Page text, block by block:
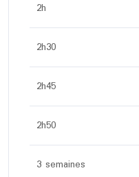
2h
2h30
2h45
2h50
3 semaines